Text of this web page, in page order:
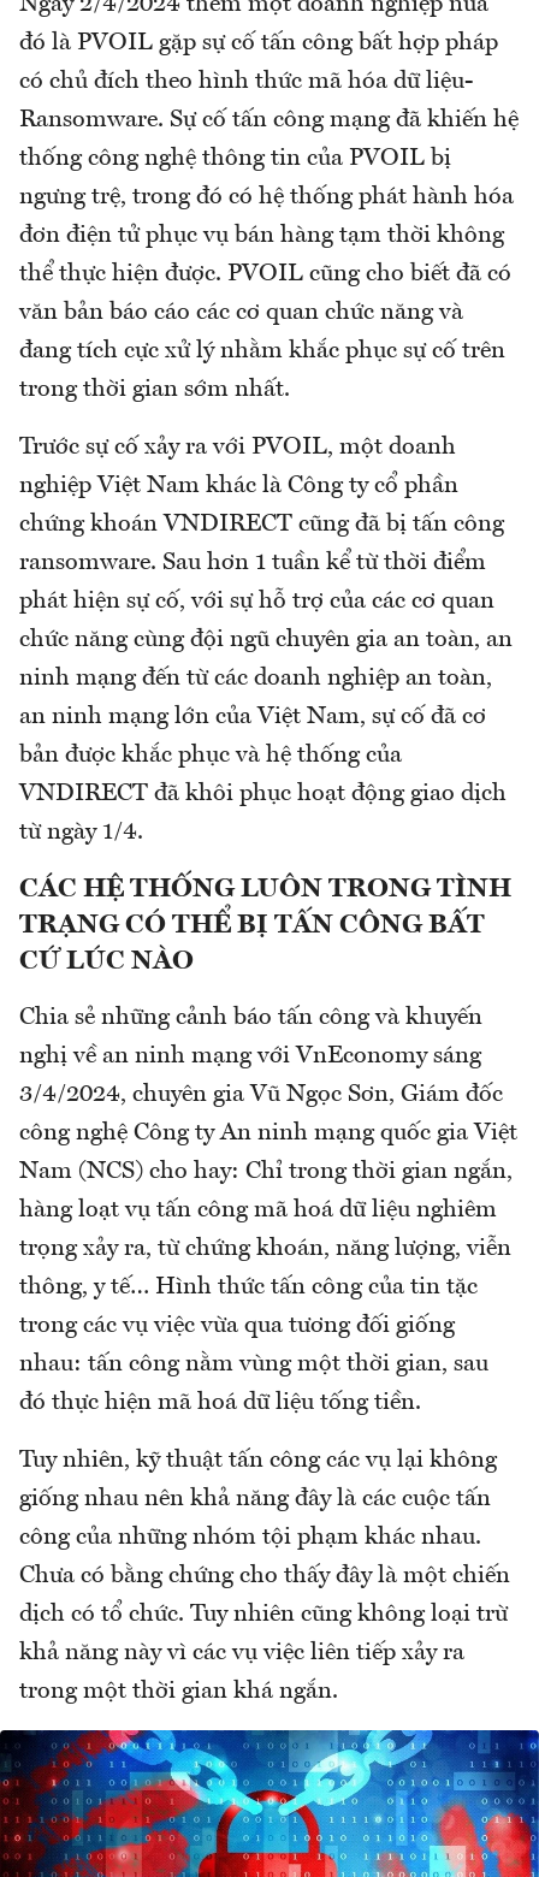
Ngày 2/4/2024 thêm một doanh nghiệp nữa
đó là PVOIL gặp sự cố tấn công bất hợp pháp
có chủ đích theo hình thức mã hóa dữ liệu-
Ransomware. Sự cố tấn công mạng đã khiến hệ
thống công nghệ thông tin của PVOIL bị
ngưng trệ, trong đó có hệ thống phát hành hóa
đơn điện tử phục vụ bán hàng tạm thời không
thể thực hiện được. PVOIL cũng cho biết đã có
văn bản báo cáo các cơ quan chức năng và
đang tích cực xử lý nhằm khắc phục sự cố trên
trong thời gian sớm nhất.
Trước sự cố xảy ra với PVOIL, một doanh
nghiệp Việt Nam khác là Công ty cổ phần
chứng khoán VNDIRECT cũng đã bị tấn công
ransomware. Sau hơn 1 tuần kể từ thời điểm
phát hiện sự cố, với sự hỗ trợ của các cơ quan
chức năng cùng đội ngũ chuyên gia an toàn, an
ninh mạng đến từ các doanh nghiệp an toàn,
an ninh mạng lớn của Việt Nam, sự cố đã cơ
bản được khắc phục và hệ thống của
VNDIRECT đã khôi phục hoạt động giao dịch
từ ngày 1/4.
CÁC HỆ THỐNG LUÔN TRONG TÌNH
TRẠNG CÓ THỂ BỊ TẤN CÔNG BẤT
CỨ LÚC NÀO
Chia sẻ những cảnh báo tấn công và khuyến
nghị về an ninh mạng với VnEconomy sáng
3/4/2024, chuyên gia Vũ Ngọc Sơn, Giám đốc
công nghệ Công ty An ninh mạng quốc gia Việt
Nam (NCS) cho hay: Chỉ trong thời gian ngắn,
hàng loạt vụ tấn công mã hoá dữ liệu nghiêm
trọng xảy ra, từ chứng khoán, năng lượng, viễn
thông, y tế… Hình thức tấn công của tin tặc
trong các vụ việc vừa qua tương đối giống
nhau: tấn công nằm vùng một thời gian, sau
đó thực hiện mã hoá dữ liệu tống tiền.
Tuy nhiên, kỹ thuật tấn công các vụ lại không
giống nhau nên khả năng đây là các cuộc tấn
công của những nhóm tội phạm khác nhau.
Chưa có bằng chứng cho thấy đây là một chiến
dịch có tổ chức. Tuy nhiên cũng không loại trừ
khả năng này vì các vụ việc liên tiếp xảy ra
trong một thời gian khá ngắn.